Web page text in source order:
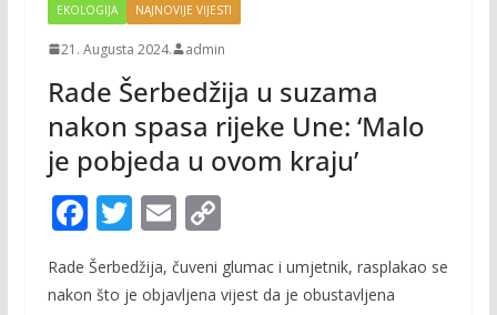
EKOLOGIJA NAJNOVIJE VIJESTI
21. Augusta 2024. admin
Rade Šerbedžija u suzama
nakon spasa rijeke Une: ‘Malo
je pobjeda u ovom kraju’
F
ac
e
T
w
itt
E
m
ai
C
o
p
Rade Šerbedžija, čuveni glumac i umjetnik, rasplakao se
nakon što je objavljena vijest da je obustavljena